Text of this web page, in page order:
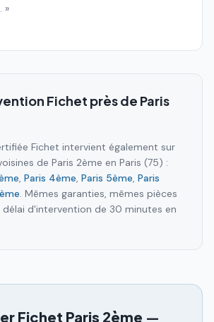
»
Fichet près de Paris
Fichet intervient également sur
de Paris 2ème en Paris (75) :
, Paris 4ème, Paris 5ème, Paris
. Mêmes garanties, mêmes pièces
délai d'intervention de 30 minutes en
Fichet Paris 2ème —